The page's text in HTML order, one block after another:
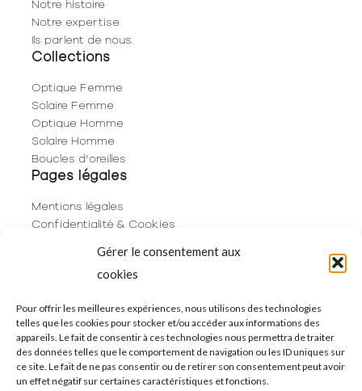
Gérer le consentement aux
cookies
Pour offrir les meilleures expériences, nous utilisons des technologies
telles que les cookies pour stocker et/ou accéder aux informations des
appareils. Le fait de consentir à ces technologies nous permettra de traiter
des données telles que le comportement de navigation ou les ID uniques sur
ce site. Le fait de ne pas consentir ou de retirer son consentement peut avoir
un effet négatif sur certaines caractéristiques et fonctions.
Notre histoire
Notre expertise
Ils parlent de nous
Collections
Optique Femme
Solaire Femme
Optique Homme
Solaire Homme
Boucles d’oreilles
Pages légales
Mentions légales
Confidentialité & Cookies
Politique de cookies (UE)
06 29 53 66 63
01 83 96 73 68
250 Rue de Rivoli
75001 Paris